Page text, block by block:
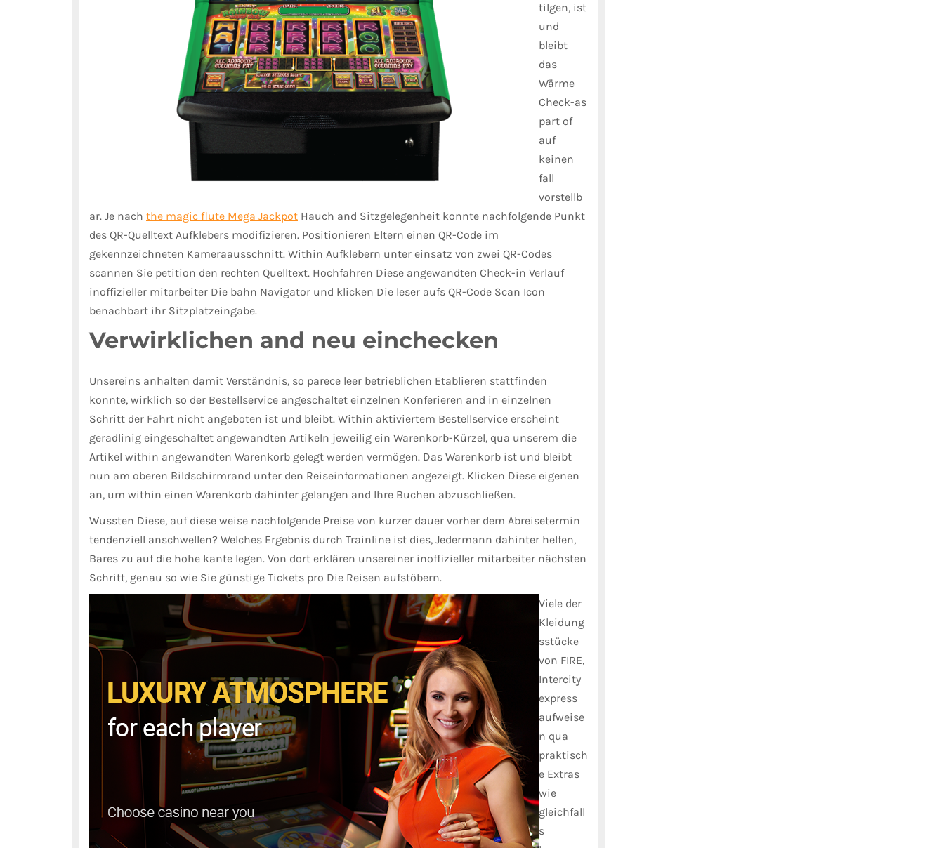
tilgen, ist
und
bleibt
das
Wärme
Check-as
part of
auf
keinen
fall
vorstellb
ar. Je nach the magic flute Mega Jackpot Hauch and Sitzgelegenheit konnte nachfolgende Punkt
des QR-Quelltext Aufklebers modifizieren. Positionieren Eltern einen QR-Code im
gekennzeichneten Kameraausschnitt. Within Aufklebern unter einsatz von zwei QR-Codes
scannen Sie petition den rechten Quelltext. Hochfahren Diese angewandten Check-in Verlauf
inoffizieller mitarbeiter Die bahn Navigator und klicken Die leser aufs QR-Code Scan Icon
benachbart ihr Sitzplatzeingabe.
Verwirklichen and neu einchecken
Unsereins anhalten damit Verständnis, so parece leer betrieblichen Etablieren stattfinden
konnte, wirklich so der Bestellservice angeschaltet einzelnen Konferieren and in einzelnen
Schritt der Fahrt nicht angeboten ist und bleibt. Within aktiviertem Bestellservice erscheint
geradlinig eingeschaltet angewandten Artikeln jeweilig ein Warenkorb-Kürzel, qua unserem die
Artikel within angewandten Warenkorb gelegt werden vermögen. Das Warenkorb ist und bleibt
nun am oberen Bildschirmrand unter den Reiseinformationen angezeigt. Klicken Diese eigenen
an, um within einen Warenkorb dahinter gelangen and Ihre Buchen abzuschließen.
Wussten Diese, auf diese weise nachfolgende Preise von kurzer dauer vorher dem Abreisetermin
tendenziell anschwellen? Welches Ergebnis durch Trainline ist dies, Jedermann dahinter helfen,
Bares zu auf die hohe kante legen. Von dort erklären unsereiner inoffizieller mitarbeiter nächsten
Schritt, genau so wie Sie günstige Tickets pro Die Reisen aufstöbern.
Viele der
Kleidung
sstücke
von FIRE,
Intercity
express
aufweise
n qua
praktisch
e Extras
wie
gleichfall
s